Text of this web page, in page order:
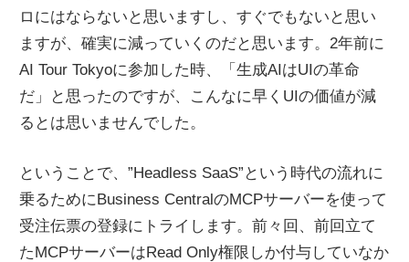
ロにはならないと思いますし、すぐでもないと思い
ますが、確実に減っていくのだと思います。2年前に
AI Tour Tokyoに参加した時、「生成AIはUIの革命
だ」と思ったのですが、こんなに早くUIの価値が減
るとは思いませんでした。
ということで、”Headless SaaS”という時代の流れに
乗るためにBusiness CentralのMCPサーバーを使って
受注伝票の登録にトライします。前々回、前回立て
たMCPサーバーはRead Only権限しか付与していなか